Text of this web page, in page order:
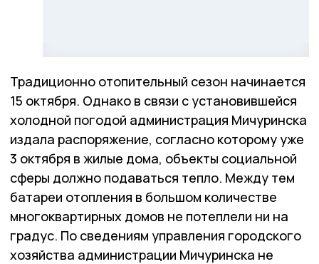
Традиционно отопительный сезон начинается
15 октября. Однако в связи с установившейся
холодной погодой администрация Мичуринска
издала распоряжение, согласно которому уже
3 октября в жилые дома, объекты социальной
сферы должно подаваться тепло. Между тем
батареи отопления в большом количестве
многоквартирных домов не потеплели ни на
градус. По сведениям управления городского
хозяйства администрации Мичуринска не